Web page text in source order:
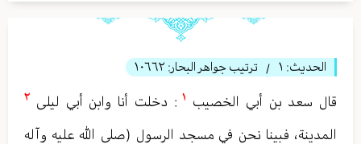
الحديث: ١ / ترتيب جواهر البحار: ١٠٦٦٢
قال سعد بن أبي الخصیب : دخلت أنا وابن أبي لیلی
المدینة، فبينا نحن في مسجد الرسول (صلى الله عليه وآله